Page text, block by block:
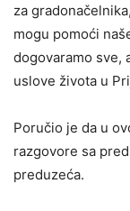
za
mogu pomoći
dogovaramo sve,
uslove života u
Poručio je da u
razgovore sa
preduzeća.